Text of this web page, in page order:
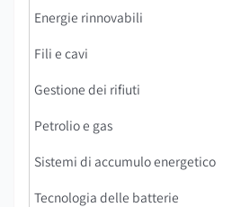
Energie rinnovabili
Fili e cavi
Gestione dei rifiuti
Petrolio e gas
Sistemi di accumulo energetico
Tecnologia delle batterie